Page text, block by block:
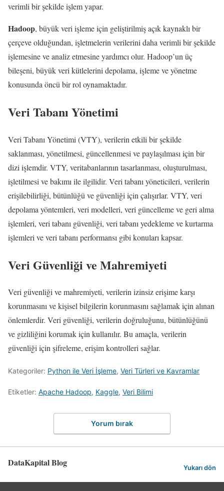
verimli bir şekilde işlem yapar.
Hadoop, büyük veri işleme için geliştirilmiş açık kaynaklı bir
çerçeve olduğundan, işletmelerin verilerini daha verimli bir şekilde
işlemesine ve analiz etmesine yardımcı olur. Hadoop’un üç
bileşeni, büyük veri kütlelerini depolama, işleme ve yönetme
konusunda öncü bir rol oynamaktadır.
Veri Tabanı Yönetimi
Veri Tabanı Yönetimi (VTY), verilerin etkili bir şekilde
saklanması, yönetilmesi, güncellenmesi ve paylaşılması için bir
dizi işlemdir. VTY, veritabanlarının tasarlanması, oluşturulması,
işletilmesi ve bakımı ile ilgilidir. Veri tabanı yöneticileri, verilerin
erişilebilirliği, bütünlüğü ve güvenliği için çalışırlar. VTY, veri
depolama yöntemleri, veri modelleri, veri güncelleme ve geri alma
işlemleri, veri tabanı güvenliği, veri tabanı yedekleme ve kurtarma
işlemleri ve veri tabanı performansı gibi konuları kapsar.
Veri Güvenliği ve Mahremiyeti
Veri güvenliği ve mahremiyeti, verilerin izinsiz erişime karşı
korunmasını ve kişisel bilgilerin korunmasını sağlamak için alınan
önlemlerdir. Veri güvenliği, verilerin doğruluğunu, bütünlüğünü
ve gizliliğini korumak için kullanılır. Bu amaçla, verilerin
güvenliği için şifreleme, erişim kontrolleri sağlar.
Kategoriler: Python ile Veri İşleme, Veri Türleri ve Kavramlar
Etiketler: Apache Hadoop, Kaggle, Veri Bilimi
Yorum bırak
DataKapital Blog Yukarı dön